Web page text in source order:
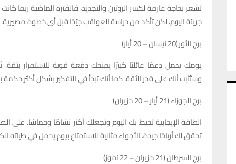
تشعر بحاجة عارمة لكسر الروتين والتجديد، فالفترة الماضية ربما
جريئة اليوم، لكن تأكد من دراسة العواقب جيّدًا قبل أي خطوة مصيرية.
برج الثور (20 نيسان – 20 أيار)
يومك يحمل دعمًا عائليًا كبيرًا يمنحك دفعة قوية للاستمرار
وستُثبت أنك على قدر الثقة. كما أنك تبدأ في التفكير بشكل أكثر حكمة
برج الجوزاء (21 أيار – 20 حزيران)
الطاقة الإيجابية تحيط بك اليوم وتجعلك أكثر نشاطًا وحماسًا.
تحقق لك أرباحًا جيدة. الأجواء مثالية للاستمتاع بيوم يحمل في طياته
برج السرطان (21 حزيران – 22 تموز)